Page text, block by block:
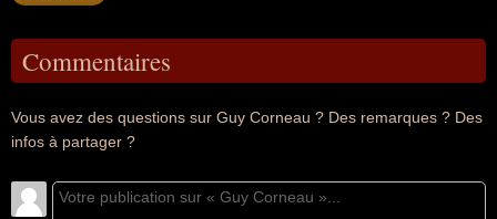
Commentaires
Vous avez des questions sur Guy Corneau ? Des remarques ? Des
infos à partager ?